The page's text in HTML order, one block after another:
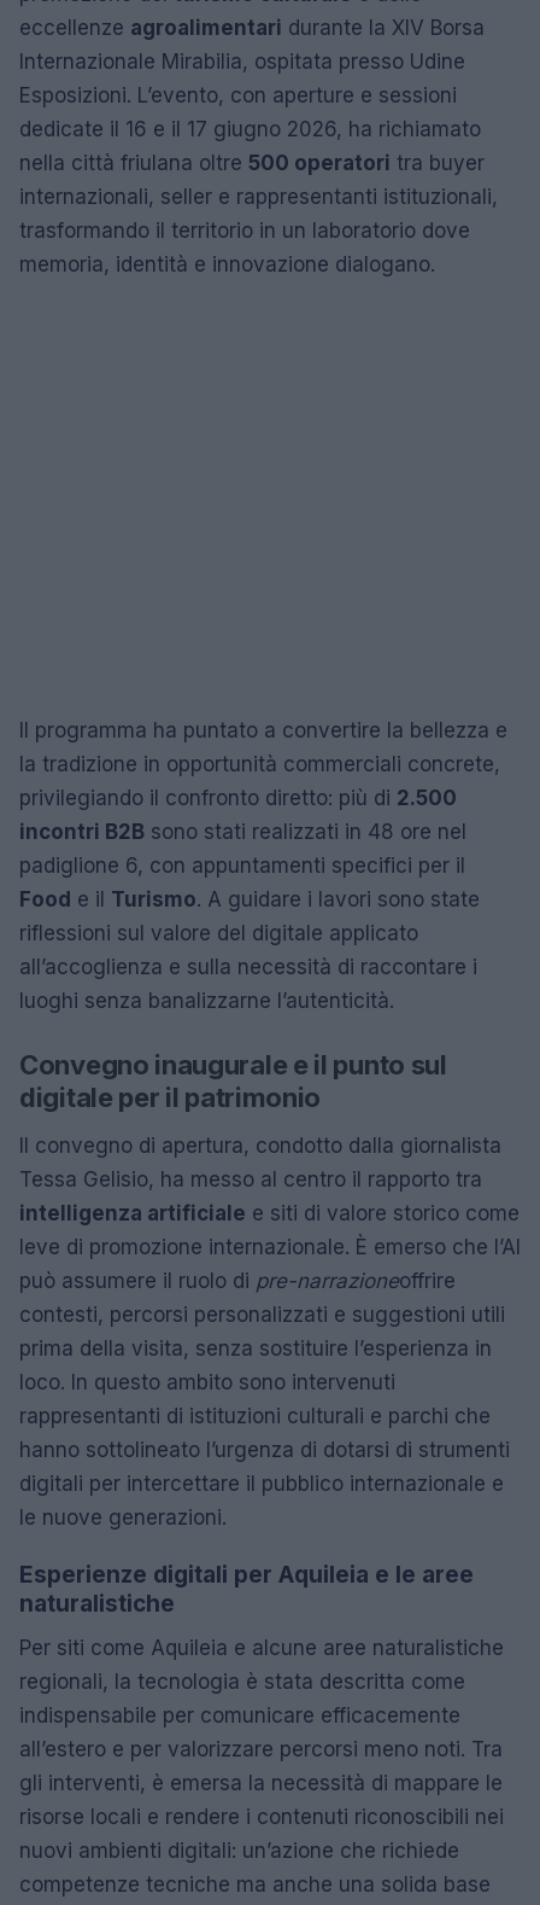
eccellenze agroalimentari durante la XIV Borsa
Internazionale Mirabilia, ospitata presso Udine
Esposizioni. L’evento, con aperture e sessioni
dedicate il 16 e il 17 giugno 2026, ha richiamato
nella città friulana oltre 500 operatori tra buyer
internazionali, seller e rappresentanti istituzionali,
trasformando il territorio in un laboratorio dove
memoria, identità e innovazione dialogano.
Il programma ha puntato a convertire la bellezza e
la tradizione in opportunità commerciali concrete,
privilegiando il confronto diretto: più di 2.500
incontri B2B sono stati realizzati in 48 ore nel
padiglione 6, con appuntamenti specifici per il
Food e il Turismo. A guidare i lavori sono state
riflessioni sul valore del digitale applicato
all’accoglienza e sulla necessità di raccontare i
luoghi senza banalizzarne l’autenticità.
Convegno inaugurale e il punto sul
digitale per il patrimonio
Il convegno di apertura, condotto dalla giornalista
Tessa Gelisio, ha messo al centro il rapporto tra
intelligenza artificiale e siti di valore storico come
leve di promozione internazionale. È emerso che l’AI
può assumere il ruolo di pre-narrazioneoffrire
contesti, percorsi personalizzati e suggestioni utili
prima della visita, senza sostituire l’esperienza in
loco. In questo ambito sono intervenuti
rappresentanti di istituzioni culturali e parchi che
hanno sottolineato l’urgenza di dotarsi di strumenti
digitali per intercettare il pubblico internazionale e
le nuove generazioni.
Esperienze digitali per Aquileia e le aree
naturalistiche
Per siti come Aquileia e alcune aree naturalistiche
regionali, la tecnologia è stata descritta come
indispensabile per comunicare efficacemente
all’estero e per valorizzare percorsi meno noti. Tra
gli interventi, è emersa la necessità di mappare le
risorse locali e rendere i contenuti riconoscibili nei
nuovi ambienti digitali: un’azione che richiede
competenze tecniche ma anche una solida base